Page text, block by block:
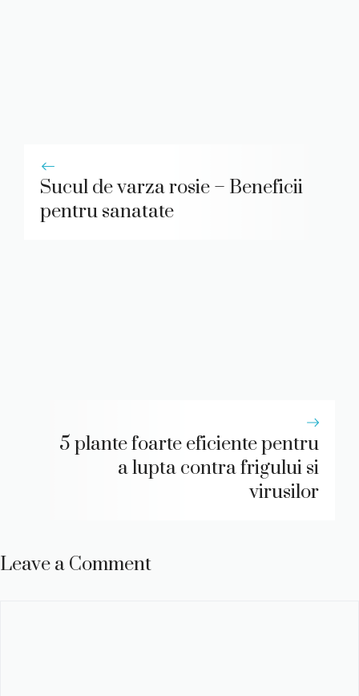
Sucul de varza rosie – Beneficii
pentru sanatate
5 plante foarte eficiente pentru
a lupta contra frigului si
virusilor
Leave a Comment